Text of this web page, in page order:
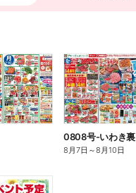
0808号-いわき裏
8月7日 ～8月10日